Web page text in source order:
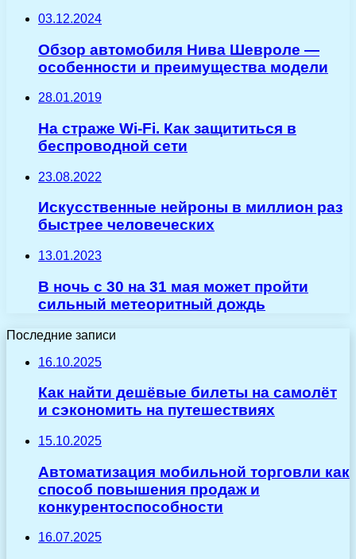
03.12.2024
Обзор автомобиля Нива Шевроле —
особенности и преимущества модели
28.01.2019
На страже Wi-Fi. Как защититься в
беспроводной сети
23.08.2022
Искусственные нейроны в миллион раз
быстрее человеческих
13.01.2023
В ночь с 30 на 31 мая может пройти
сильный метеоритный дождь
Последние записи
16.10.2025
Как найти дешёвые билеты на самолёт
и сэкономить на путешествиях
15.10.2025
Автоматизация мобильной торговли как
способ повышения продаж и
конкурентоспособности
16.07.2025